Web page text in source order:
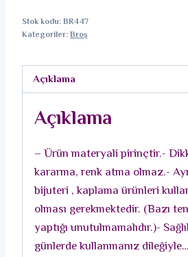
Kedi
Renk
Broş
adet
Stok kodu:BR447
Kategoriler:Broş
Açıklama
Açıklama
– Ürün materyali pirinçtir.-
kararma, renk atma olmaz.-
bijuteri , kaplama ürünleri
olması gerekmektedir. (Bazı
yaptığı unutulmamalıdır.)-
günlerde kullanmanız dileğiyle…